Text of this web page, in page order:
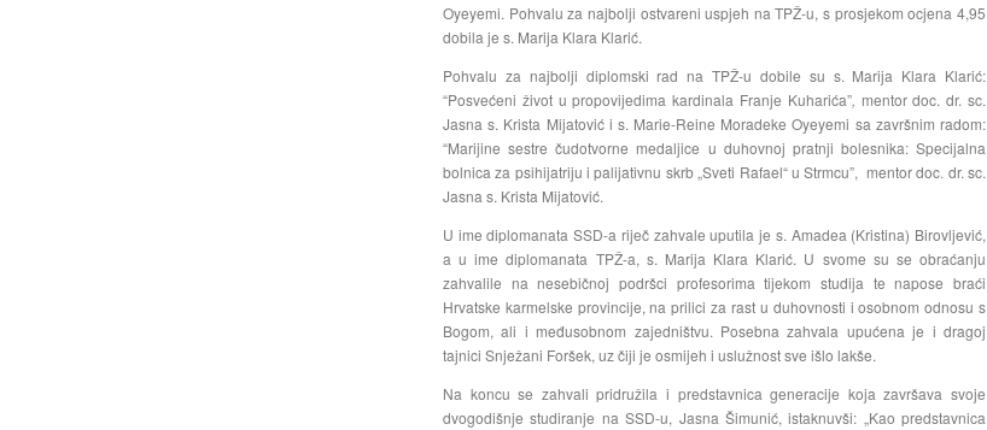
Oyeyemi. Pohvalu za najbolji ostvareni uspjeh na TPŽ-u, s prosjekom ocjena 4,95
dobila je s. Marija Klara Klarić.
Pohvalu za najbolji diplomski rad na TPŽ-u dobile su s. Marija Klara Klarić:
“Posvećeni život u propovijedima kardinala Franje Kuharića”, mentor doc. dr. sc.
Jasna s. Krista Mijatović i s. Marie-Reine Moradeke Oyeyemi sa završnim radom:
“Marijine sestre čudotvorne medaljice u duhovnoj pratnji bolesnika: Specijalna
bolnica za psihijatriju i palijativnu skrb „Sveti Rafael“ u Strmcu”, mentordoc. dr. sc.
Jasna s. Krista Mijatović.
U ime diplomanata SSD-a riječ zahvale uputila je s. Amadea (Kristina) Birovljević,
a u ime diplomanata TPŽ-a, s. Marija Klara Klarić. U svome su se obraćanju
zahvalile na nesebičnoj podršci profesorima tijekom studija te napose braći
Hrvatske karmelske provincije, na prilici za rast u duhovnosti i osobnom odnosu s
Bogom, ali i međusobnom zajedništvu. Posebna zahvala upućena je i dragoj
tajnici Snježani Foršek, uz čiji je osmijeh i uslužnost sve išlo lakše.
Na koncu se zahvali pridružila i predstavnica generacije koja završava svoje
dvogodišnje studiranje na SSD-u, Jasna Šimunić, istaknuvši: „Kao predstavnica